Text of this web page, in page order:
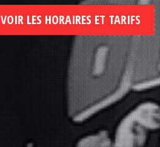
VOIR LES HORAIRES ET TARIFS